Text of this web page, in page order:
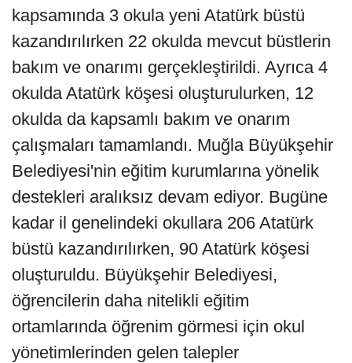
kapsamında 3 okula yeni Atatürk büstü
kazandırılırken 22 okulda mevcut büstlerin
bakım ve onarımı gerçekleştirildi. Ayrıca 4
okulda Atatürk köşesi oluşturulurken, 12
okulda da kapsamlı bakım ve onarım
çalışmaları tamamlandı. Muğla Büyükşehir
Belediyesi'nin eğitim kurumlarına yönelik
destekleri aralıksız devam ediyor. Bugüne
kadar il genelindeki okullara 206 Atatürk
büstü kazandırılırken, 90 Atatürk köşesi
oluşturuldu. Büyükşehir Belediyesi,
öğrencilerin daha nitelikli eğitim
ortamlarında öğrenim görmesi için okul
yönetimlerinden gelen talepler